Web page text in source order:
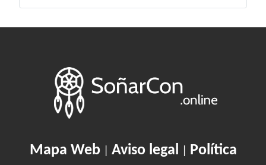
Mapa Web| Aviso legal
Política